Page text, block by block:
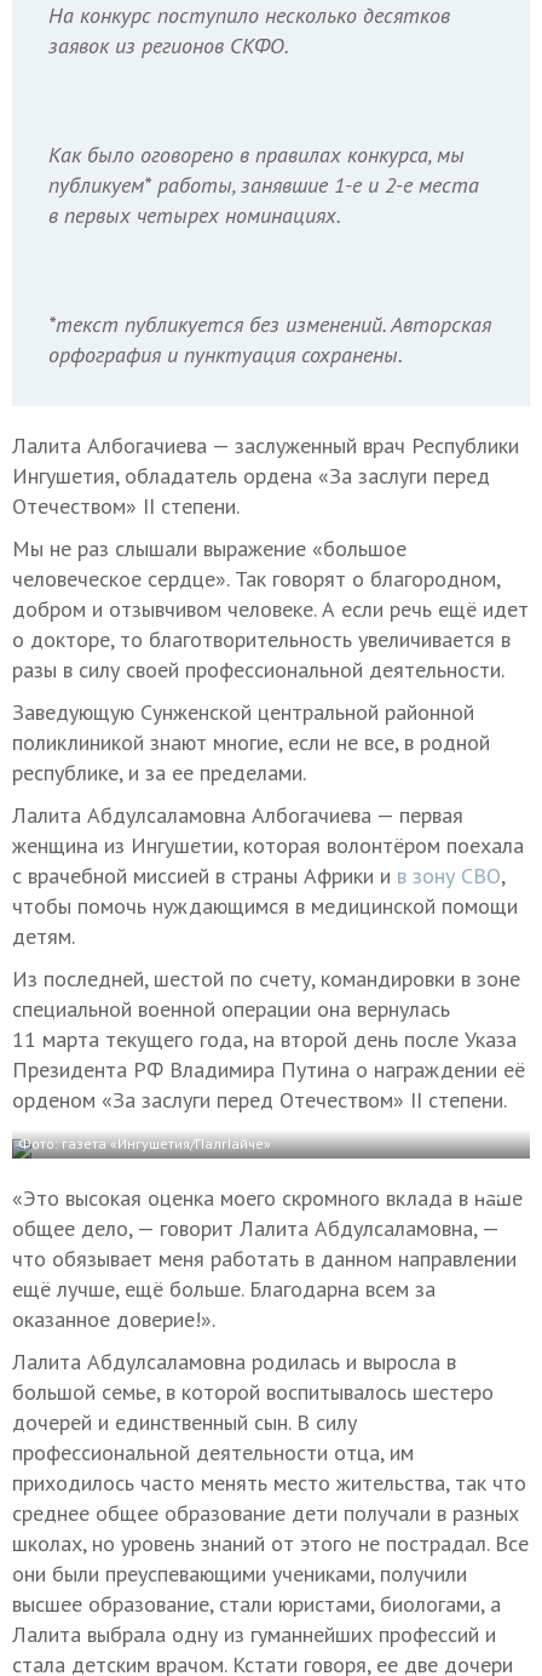
На конкурс поступило несколько десятков
заявок из регионов СКФО.
Как было оговорено в правилах конкурса, мы
публикуем* работы, занявшие 1-е и 2-е места
в первых четырех номинациях.
*текст публикуется без изменений. Авторская
орфография и пунктуация сохранены.
Лалита Албогачиева — заслуженный врач Республики
Ингушетия, обладатель ордена «За заслуги перед
Отечеством» II степени.
Мы не раз слышали выражение «большое
человеческое сердце». Так говорят о благородном,
добром и отзывчивом человеке. А если речь ещё идет
о докторе, то благотворительность увеличивается в
разы в силу своей профессиональной деятельности.
Заведующую Сунженской центральной районной
поликлиникой знают многие, если не все, в родной
республике, и за ее пределами.
Лалита Абдулсаламовна Албогачиева — первая
женщина из Ингушетии, которая волонтёром поехала
с врачебной миссией в страны Африки и в зону СВО,
чтобы помочь нуждающимся в медицинской помощи
детям.
Из последней, шестой по счету, командировки в зоне
специальной военной операции она вернулась
11 марта текущего года, на второй день после Указа
Президента РФ Владимира Путина о награждении её
орденом «За заслуги перед Отечеством» II степени.
Фото: газета «Ингушетия/ГIалгIайче»
«Это высокая оценка моего скромного вклада в наше
общее дело, — говорит Лалита Абдулсаламовна, —
что обязывает меня работать в данном направлении
ещё лучше, ещё больше. Благодарна всем за
оказанное доверие!».
Лалита Абдулсаламовна родилась и выросла в
большой семье, в которой воспитывалось шестеро
дочерей и единственный сын. В силу
профессиональной деятельности отца, им
приходилось часто менять место жительства, так что
среднее общее образование дети получали в разных
школах, но уровень знаний от этого не пострадал. Все
они были преуспевающими учениками, получили
высшее образование, стали юристами, биологами, а
Лалита выбрала одну из гуманнейших профессий и
стала детским врачом. Кстати говоря, ее две дочери